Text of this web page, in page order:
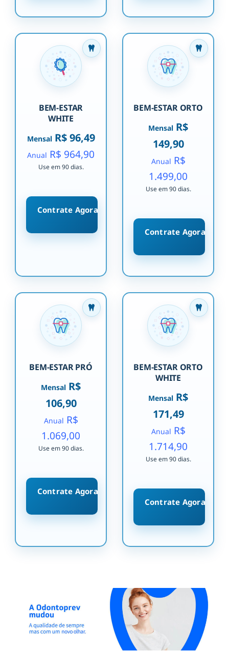
BEM-ESTAR
WHITE
MensalR$ 96,49
Anual R$ 964,90
Use em 90 dias.
Contrate Agora
BEM-ESTAR ORTO
Mensal R$
149,90
Anual R$
1.499,00
Use em 90 dias.
Contrate Agora
BEM-ESTAR PRÓ
Mensal R$
106,90
Anual R$
1.069,00
Use em 90 dias.
Contrate Agora
BEM-ESTAR ORTO
WHITE
Mensal R$
171,49
Anual R$
1.714,90
Use em 90 dias.
Contrate Agora